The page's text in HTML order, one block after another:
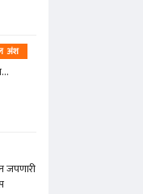
अंश
जपणारी